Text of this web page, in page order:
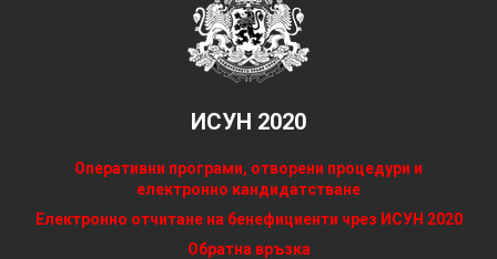
ИСУН 2020
Оперативни програми, отворени процедури и
електронно кандидатстване
Електронно отчитане на бенефициенти чрез ИСУН 2020
Обратна връзка